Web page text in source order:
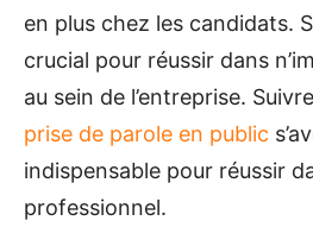
en plus chez les candidats.
crucial pour réussir dans
au sein de l’entreprise.
prise de parole en public
indispensable pour réussir
professionnel.